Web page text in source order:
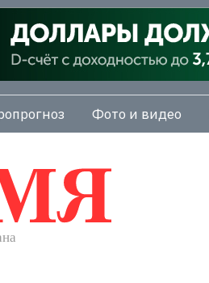
Фото и видео